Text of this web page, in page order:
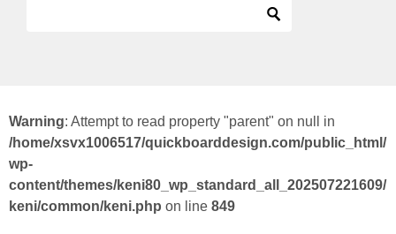
Warning: Attempt to read property "parent" on null in
/home/xsvx1006517/quickboarddesign.com/public_html/
wp-
content/themes/keni80_wp_standard_all_202507221609/
keni/common/keni.php on line 849